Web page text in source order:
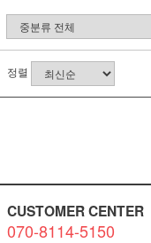
정렬
CUSTOMER CENTER
070-8114-5150